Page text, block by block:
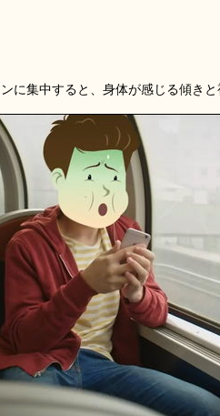
に集中すると、身体が感じる傾き